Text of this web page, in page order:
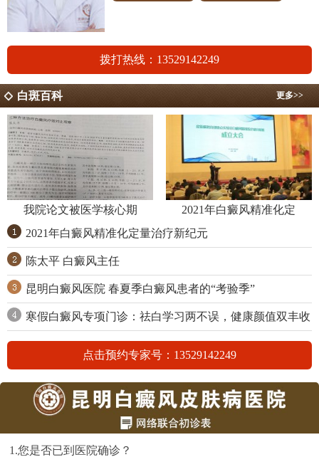
拨打热线：13529142249
更多>>
白斑百科
我院论文被医学核心期
2021年白癜风精准化定
2021年白癜风精准化定量治疗新纪元
陈太平 白癜风主任
昆明白癜风医院 春夏季白癜风患者的“考验季”
寒假白癜风专项门诊：祛白学习两不误，健康颜值双丰收
点击预约专家号：13529142249
1.您是否已到医院确诊？